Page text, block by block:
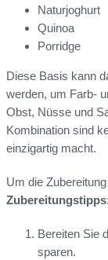
Naturjoghurt
Quinoa
Porridge
Diese Basis kann
werden, um Farb-
Obst, Nüsse und
Kombination sind
einzigartig macht.
Um die
Zubereitungstipps:
Bereiten Sie
sparen.